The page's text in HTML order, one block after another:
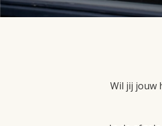
Wil jij jouw